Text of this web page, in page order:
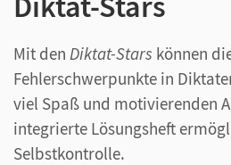
Mit den Diktat-Stars können
Fehlerschwerpunkte in
viel Spaß und motivierenden
integrierte Lösungsheft
Selbstkontrolle.